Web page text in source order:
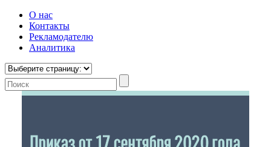
О нас
Контакты
Рекламодателю
Аналитика